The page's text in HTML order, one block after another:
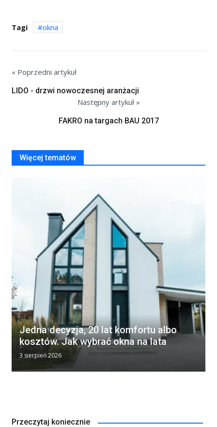
Tagi okna
« Poprzedni artykuł
LIDO - drzwi nowoczesnej aranżacji
Następny artykuł »
FAKRO na targach BAU 2017
Więcej tematów
Jedna decyzja, 20 lat komfortu albo
kosztów. Jak wybrać okna na lata
3 sierpień 2026
Przeczytaj koniecznie